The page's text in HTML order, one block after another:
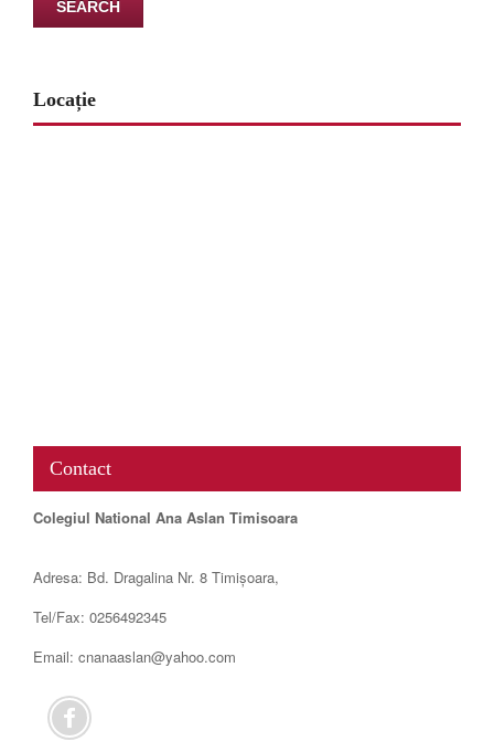
Locație
Contact
Colegiul National Ana Aslan Timisoara
Adresa: Bd. Dragalina Nr. 8 Timișoara,
Tel/Fax: 0256492345
Email: cnanaaslan@yahoo.com